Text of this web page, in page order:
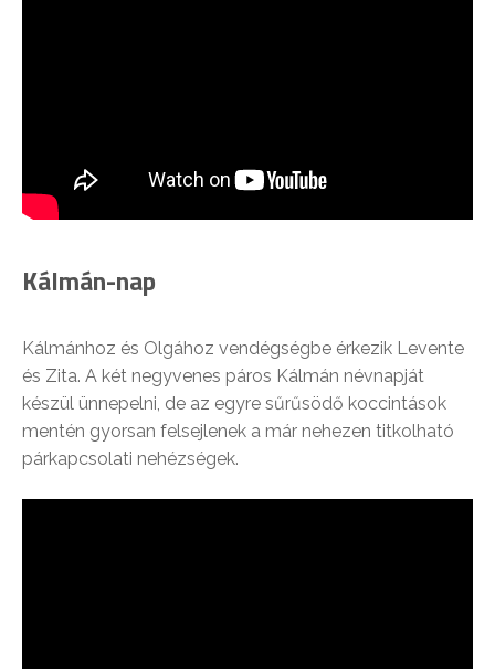
Kálmán-nap
Kálmánhoz és Olgához vendégségbe érkezik Levente
és Zita. A két negyvenes páros Kálmán névnapját
készül ünnepelni, de az egyre sűrűsödő koccintások
mentén gyorsan felsejlenek a már nehezen titkolható
párkapcsolati nehézségek.